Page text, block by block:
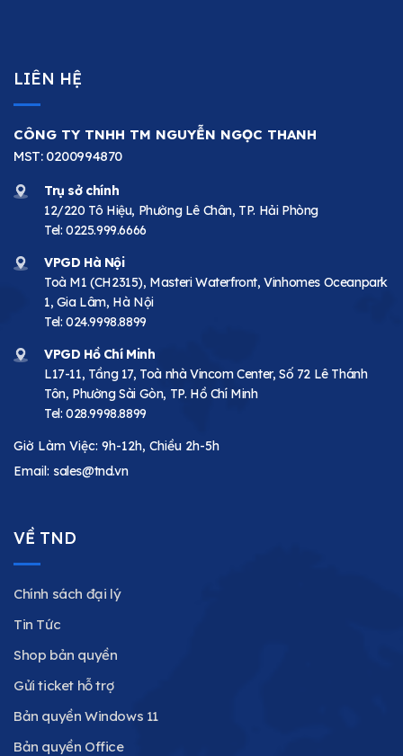
LIÊN HỆ
CÔNG TY TNHH TM NGUYỄN NGỌC THANH
MST: 0200994870
Trụ sở chính
12/220 Tô Hiệu, Phường Lê Chân, TP. Hải Phòng
Tel: 0225.999.6666
VPGD Hà Nội
Toà M1 (CH2315), Masteri Waterfront, Vinhomes Oceanpark
1, Gia Lâm, Hà Nội
Tel: 024.9998.8899
VPGD Hồ Chí Minh
L17-11, Tầng 17, Toà nhà Vincom Center, Số 72 Lê Thánh
Tôn, Phường Sài Gòn, TP. Hồ Chí Minh
Tel: 028.9998.8899
Giờ Làm Việc: 9h-12h, Chiều 2h-5h
Email: sales@tnd.vn
VỀ TND
Chính sách đại lý
Tin Tức
Shop bản quyền
Gửi ticket hỗ trợ
Bản quyền Windows 11
Bản quyền Office